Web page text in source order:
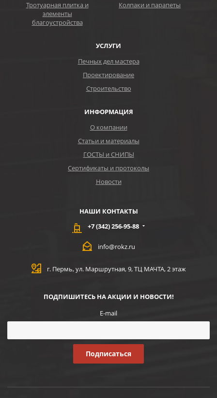
Тротуарная плитка и
элементы
благоустройства
Колпаки и парапеты
УСЛУГИ
Печных дел мастера
Проектирование
Строительство
ИНФОРМАЦИЯ
О компании
Статьи и материалы
ГОСТЫ и СНИПЫ
Сертификаты и протоколы
Новости
НАШИ КОНТАКТЫ
+7 (342) 256-95-88
info@rokz.ru
г. Пермь, ул. Маршрутная, 9, ТЦ МАЧТА, 2 этаж
ПОДПИШИТЕСЬ НА АКЦИИ И НОВОСТИ!
E-mail